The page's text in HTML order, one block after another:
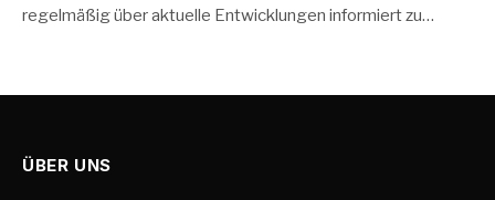
regelmäßig über aktuelle Entwicklungen informiert zu…
ÜBER UNS